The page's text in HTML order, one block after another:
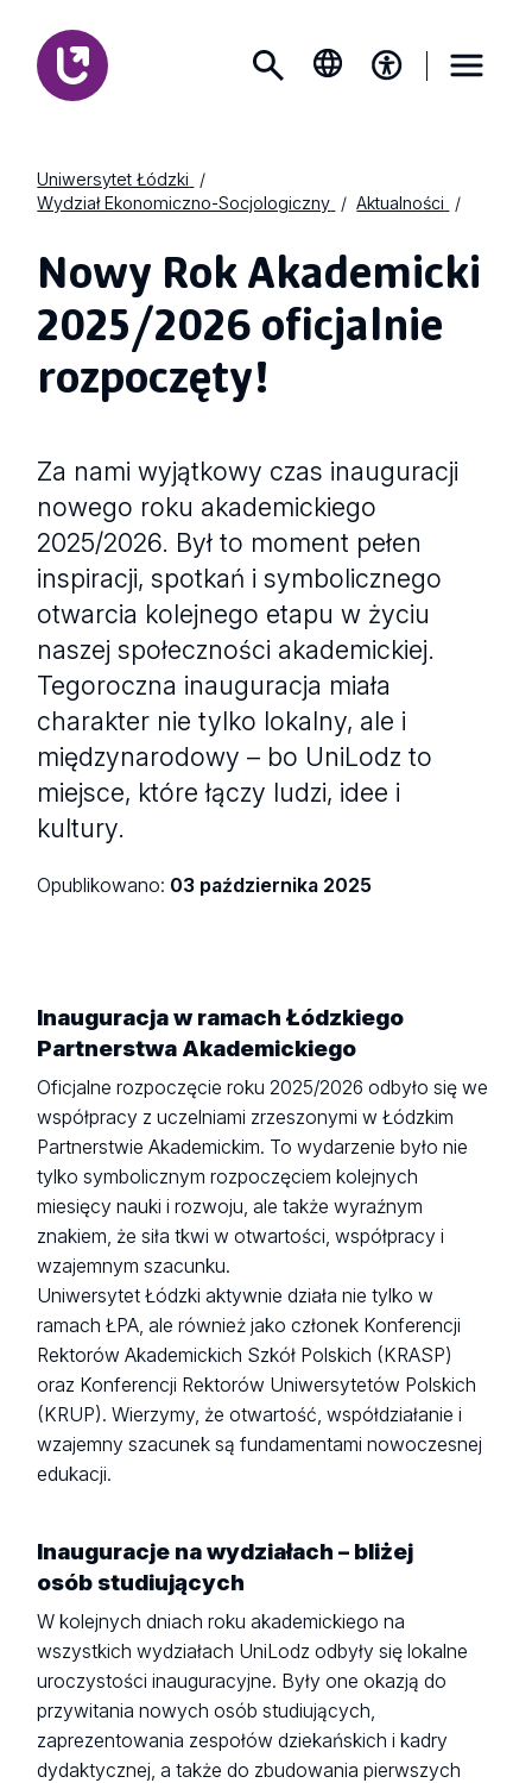
Uniwersytet Łódzki
Wydział Ekonomiczno-Socjologiczny
Aktualności
Nowy Rok Akademicki
2025/2026 oficjalnie
rozpoczęty!
Za nami wyjątkowy czas inauguracji
nowego roku akademickiego
2025/2026. Był to moment pełen
inspiracji, spotkań i symbolicznego
otwarcia kolejnego etapu w życiu
naszej społeczności akademickiej.
Tegoroczna inauguracja miała
charakter nie tylko lokalny, ale i
międzynarodowy – bo UniLodz to
miejsce, które łączy ludzi, idee i
kultury.
Opublikowano: 03 października 2025
Inauguracja w ramach Łódzkiego
Partnerstwa Akademickiego
Oficjalne rozpoczęcie roku 2025/2026 odbyło się we
współpracy z uczelniami zrzeszonymi w Łódzkim
Partnerstwie Akademickim. To wydarzenie było nie
tylko symbolicznym rozpoczęciem kolejnych
miesięcy nauki i rozwoju, ale także wyraźnym
znakiem, że siła tkwi w otwartości, współpracy i
wzajemnym szacunku.
Uniwersytet Łódzki aktywnie działa nie tylko w
ramach ŁPA, ale również jako członek Konferencji
Rektorów Akademickich Szkół Polskich (KRASP)
oraz Konferencji Rektorów Uniwersytetów Polskich
(KRUP). Wierzymy, że otwartość, współdziałanie i
wzajemny szacunek są fundamentami nowoczesnej
edukacji.
Inauguracje na wydziałach – bliżej
osób studiujących
W kolejnych dniach roku akademickiego na
wszystkich wydziałach UniLodz odbyły się lokalne
uroczystości inauguracyjne. Były one okazją do
przywitania nowych osób studiujących,
zaprezentowania zespołów dziekańskich i kadry
dydaktycznej, a także do zbudowania pierwszych